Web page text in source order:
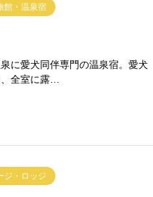
館・温泉宿
に愛犬同伴専門の温泉宿。愛犬
全室に露…
ジ・ロッジ